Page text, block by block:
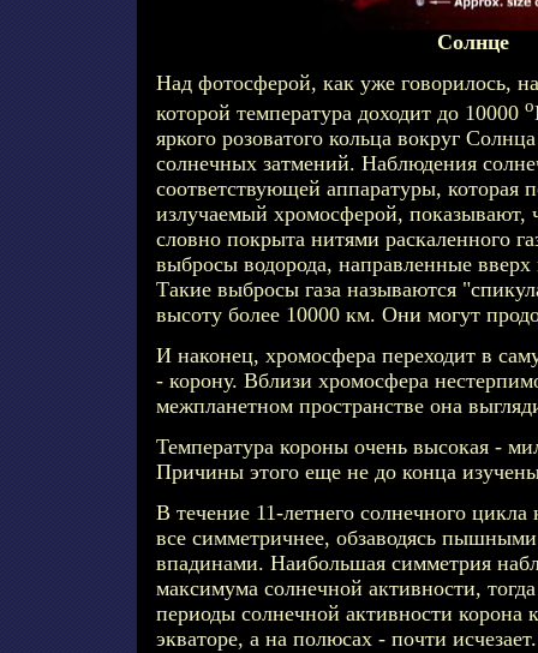
Солнце
Над фотосферой, как уже говорилось,
которой температура доходит до 10000 o
яркого розоватого кольца вокруг
солнечных затмений. Наблюдения
соответствующей аппаратуры, которая
излучаемый хромосферой, показывают,
словно покрыта нитями раскаленного
выбросы водорода, направленные
Такие выбросы газа называются
высоту более 10000 км. Они могут
И наконец, хромосфера переходит в
- корону. Вблизи хромосфера
межпланетном пространстве она
Температура короны очень высокая -
Причины этого еще не до конца
В течение 11-летнего солнечного цикла
все симметричнее, обзаводясь
впадинами. Наибольшая симметрия
максимума солнечной активности,
периоды солнечной активности корона
экваторе, а на полюсах - почти исчезает.